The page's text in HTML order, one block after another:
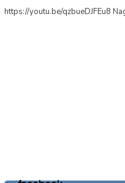
https://youtu.be/qzbueDJFEu8